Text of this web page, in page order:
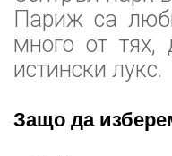
Париж са
много от тях,
истински лукс.
Защо да